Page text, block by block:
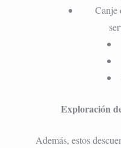
Canje
Exploración
Además, estos